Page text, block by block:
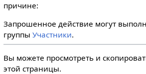
причине:
Запрошенное действие могут
группы Участники.
Вы можете просмотреть и
этой страницы.